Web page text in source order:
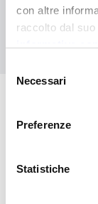
con altre
raccolto dal
delNecessari
Preferenze
Statistiche
Vous